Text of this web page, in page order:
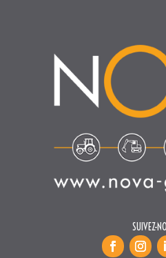
SUIVEZ-